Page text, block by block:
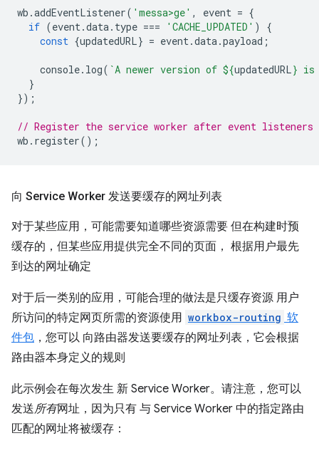
wb .addEventListener( 'messa>ge' , event = {
if (event.data. type === 'CACHE_UPDATED' )
{
const {updatedURL} = event.data.payload ;
console. log( `A newer version of ${updatedURL} is
}
});
// Register the service worker after event listeners
wb . register();
向 Service Worker 发送要缓存的网址列表
对于某些应用，可能需要知道哪些资源需要 但在构建时预
缓存的，但某些应用提供完全不同的页面， 根据用户最先
到达的网址确定
对于后一类别的应用，可能合理的做法是只缓存资源 用户
所访问的特定网页所需的资源使用 workbox-routing 软
件包 ，您可以 向路由器发送要缓存的网址列表，它会根据
路由器本身定义的规则
此示例会在每次发生 新 Service Worker。请注意，您可以
发送所有网址，因为只有 与 Service Worker 中的指定路由
匹配的网址将被缓存：